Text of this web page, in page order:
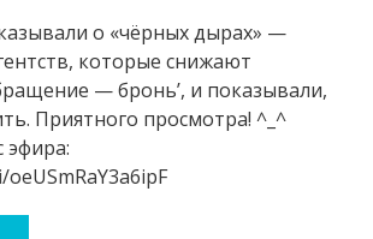
о «чёрных дырах» —
которые снижают
— бронь’, и показывали,
Приятного просмотра! ^_^
эфира: